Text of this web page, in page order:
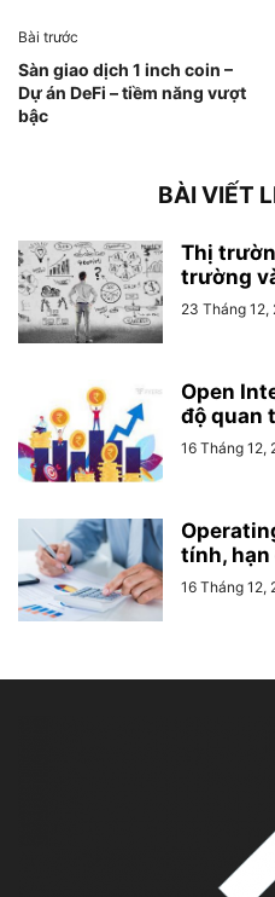
Bài trước
Sàn giao dịch 1 inch coin –
Dự án DeFi – tiềm năng vượt
bậc
BÀI VIẾT
Thị
trường
23 Tháng 12,
Open
độ quan
16 Tháng 12,
tính, hạn
16 Tháng 12,